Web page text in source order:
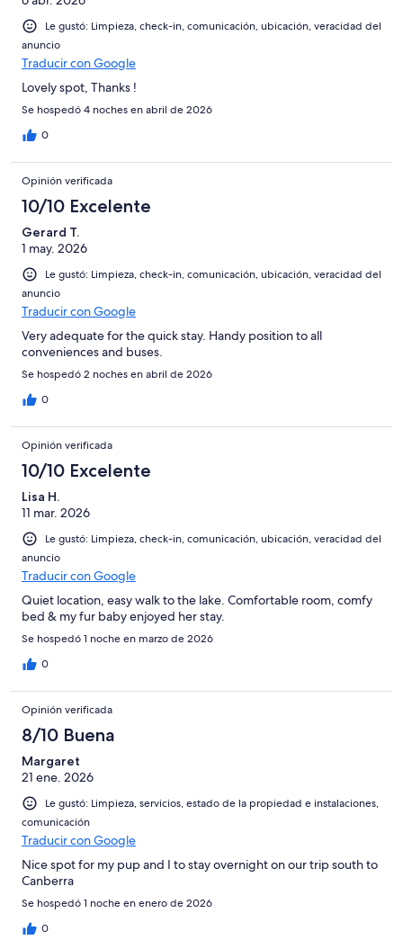
Le gustó: Limpieza, check-in, comunicación, ubicación, veracidad del
anuncio
Traducir con Google
Lovely spot, Thanks !
Se hospedó 4 noches en abril de 2026
0
Opinión verificada
10/10 Excelente
Gerard T.
1 may. 2026
Le gustó: Limpieza, check-in, comunicación, ubicación, veracidad del
anuncio
Traducir con Google
Very adequate for the quick stay. Handy position to all
conveniences and buses.
Se hospedó 2 noches en abril de 2026
0
Opinión verificada
10/10 Excelente
Lisa H.
11 mar. 2026
Le gustó: Limpieza, check-in, comunicación, ubicación, veracidad del
anuncio
Traducir con Google
Quiet location, easy walk to the lake. Comfortable room, comfy
bed & my fur baby enjoyed her stay.
Se hospedó 1 noche en marzo de 2026
0
Opinión verificada
8/10 Buena
Margaret
21 ene. 2026
Le gustó: Limpieza, servicios, estado de la propiedad e instalaciones,
comunicación
Traducir con Google
Nice spot for my pup and I to stay overnight on our trip south to
Canberra
Se hospedó 1 noche en enero de 2026
0